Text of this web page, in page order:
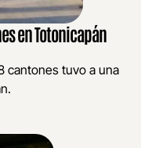
en Totonicapán
cantones tuvo a una